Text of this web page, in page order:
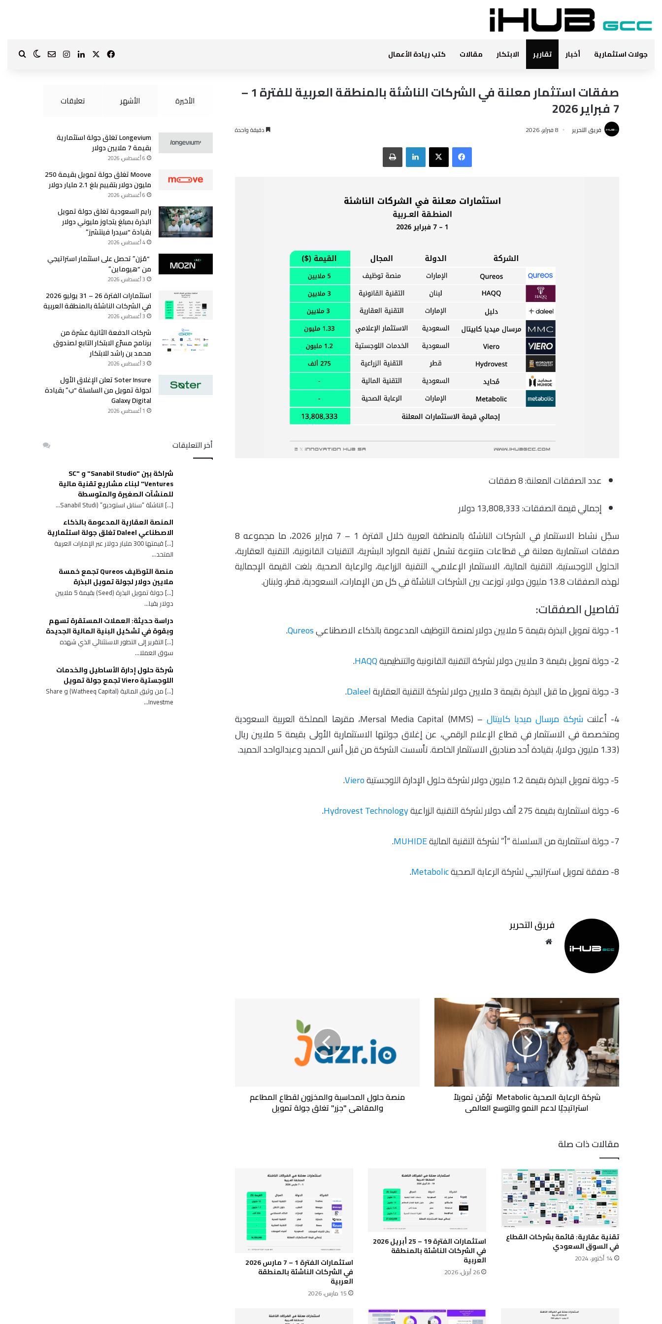
جولات استثمارية أخبار تقارير الابتكار مقالات كتب ريادة الأعمال فيسبوك لينكدإنانستقرامالوضعبحث
صفقات استثمار معلنة في الشركات الناشئة بالمنطقة العربية للفترة 1 –
7 فبراير 2026
فريق التحرير 8 فبراير، 2026 دقيقة واحدة
فيسبوك‫X لينكدإن طباعة
عدد الصفقات المعلنة: 8 صفقات
إجمالي قيمة الصفقات: 13,808,333 دولار
سجّل نشاط الاستثمار في الشركات الناشئة بالمنطقة العربية خلال الفترة 1 – 7 فبراير 2026، ما مجموعه 8
صفقات استثمارية معلنة في قطاعات متنوعة تشمل تقنية الموارد البشرية، التقنيات القانونية، التقنية العقارية،
الحلول اللوجستية، التقنية المالية، الاستثمار الإعلامي، التقنية الزراعية، والرعاية الصحية. بلغت القيمة الإجمالية
لهذه الصفقات 13.8 مليون دولار، توزعت بين الشركات الناشئة في كل من الإمارات، السعودية، قطر، ولبنان.
تفاصيل الصفقات:
1- جولة تمويل البذرة بقيمة 5 ملايين دولار لمنصة التوظيف المدعومة بالذكاء الاصطناعي Qureos
.
2- جولة تمويل بقيمة 3 ملايين دولار لشركة التقنية القانونية والتنظيمية
HAQQ
.
3- جولة تمويل ما قبل البذرة بقيمة 3 ملايين دولار لشركة التقنية العقارية
Daleel
.
4- أعلنت
شركة مرسال ميديا كابيتال
– Mersal Media Capital (MMS)، مقرها المملكة العربية السعودية
ومتخصصة في الاستثمار في قطاع الإعلام الرقمي، عن إغلاق جولتها الاستثمارية الأولى بقيمة 5 ملايين ريال
(1.33 مليون دولار)، بقيادة أحد صناديق الاستثمار الخاصة. تأسست الشركة من قبل أنس الحميد وعبدالواحد الحميد.
5- جولة تمويل البذرة بقيمة 1.2 مليون دولار لشركة حلول الإدارة اللوجستية
Viero
.
6- جولة استثمارية بقيمة 275 ألف دولار لشركة التقنية الزراعية
Hydrovest Technology
.
7- جولة استثمارية من السلسلة “أ” لشركة التقنية المالية
MUHIDE
.
8- صفقة تمويل استراتيجي لشركة الرعاية الصحية
Metabolic
.
فريق التحرير
شركة
الرعاية
الصحية
Metabolic
تؤمّن
تمويلاً
استراتيجيًا
لدعم
النمو
والتوسع
شركة الرعاية الصحية Metabolic تؤمّن تمويلاً
استراتيجيًا لدعم النمو والتوسع العالمي
والمقاهي
منصة حلول المحاسبة والمخزون لقطاع المطاعم
والمقاهي "جزر" تغلق جولة تمويل
مقالات ذات صلة
تقنية عقارية: قائمة بشركات القطاع
في السوق السعودي
14 أكتوبر، 2024
استثمارات الفترة 19 – 25 أبريل 2026
في الشركات الناشئة بالمنطقة
العربية
26 أبريل، 2026
استثمارات الفترة 1 – 7 مارس 2026
في الشركات الناشئة بالمنطقة
العربية
15 مارس، 2026
الأخيرة الأشهر تعليقات
Longevium تغلق جولة استثمارية
بقيمة 7 ملايين دولار
6 أغسطس، 2026
Moove تغلق جولة تمويل بقيمة 250
مليون دولار بتقييم بلغ 2.1 مليار دولار
6 أغسطس، 2026
رايم السعودية تغلق جولة تمويل
البذرة بمبلغ يتجاوز مليوني دولار
بقيادة “سيدرا فينتشرز”
4 أغسطس، 2026
“مُزن” تحصل على استثمار استراتيجي
من “هيوماين”
3 أغسطس، 2026
استثمارات الفترة 26 – 31 يوليو 2026
في الشركات الناشئة بالمنطقة العربية
3 أغسطس، 2026
شركات الدفعة الثانية عشرة من
برنامج مسرّع الابتكار التابع لصندوق
محمد بن راشد للابتكار
3 أغسطس، 2026
Soter Insure تعلن الإغلاق الأول
لجولة تمويل من السلسلة “ب” بقيادة
Galaxy Digital
1 أغسطس، 2026
أخر التعليقات
شراكة بين "Sanabil Studio" و "SC
Ventures" لبناء مشاريع تقنية مالية
للمنشآت الصغيرة والمتوسطة
[…] الناشئة “سنابل استوديو” (Sanabil Studi...
المنصة العقارية المدعومة بالذكاء
الاصطناعي Daleel تغلق جولة استثمارية
[…] قيمتها 300 مليار دولار عبر الإمارات العربية
المتحد...
منصة التوظيف Qureos تجمع خمسة
ملايين دولار لجولة تمويل البذرة
[…] جولة تمويل البذرة (Seed) بقيمة 5 ملايين
دولار بقيا...
دراسة حديثة: العملات المستقرة تسهم
وبقوة في تشكيل البنية المالية الجديدة
[…] التقرير إلى التطور الاستثنائي الذي شهده
سوق العملا...
شركة حلول إدارة الأساطيل والخدمات
اللوجستية Viero تجمع جولة تمويل
[…] من وثيق المالية (Watheeq Capital) و Share
Investme...